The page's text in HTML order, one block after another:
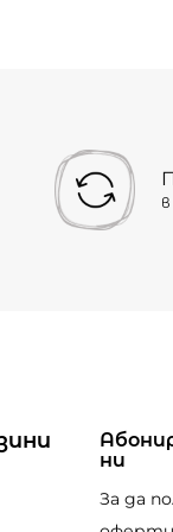
ни
За да